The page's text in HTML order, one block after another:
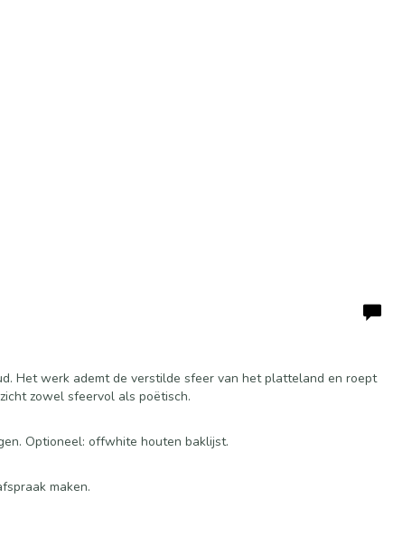
Het werk ademt de verstilde sfeer van het platteland en roept
zowel sfeervol als poëtisch.
Optioneel: offwhite houten baklijst.
maken.